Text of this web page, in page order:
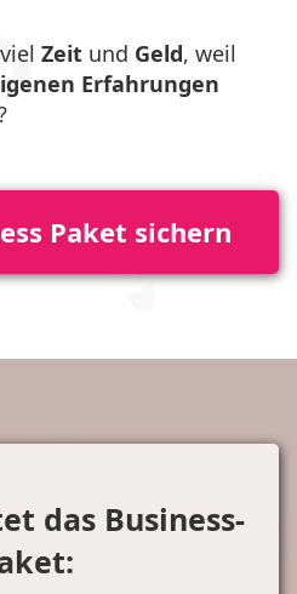
Zeit und Geld, weil
Erfahrungen
Paket sichern
das Business-